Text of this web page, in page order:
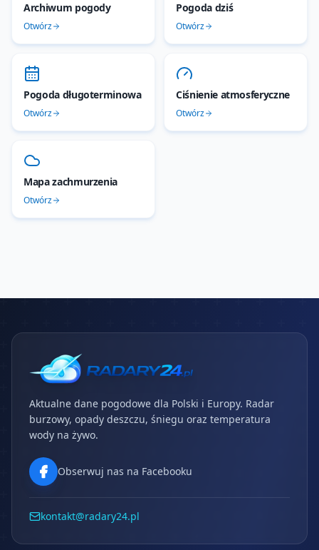
Archiwum pogody
Otwórz
Pogoda dziś
Otwórz
Pogoda długoterminowa
Otwórz
Ciśnienie atmosferyczne
Otwórz
Mapa zachmurzenia
Otwórz
Aktualne dane pogodowe dla Polski i Europy. Radar
burzowy, opady deszczu, śniegu oraz temperatura
wody na żywo.
Obserwuj nas na Facebooku
kontakt@radary24.pl